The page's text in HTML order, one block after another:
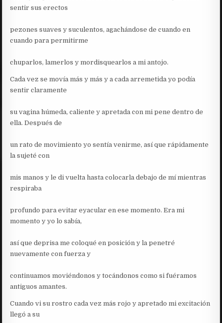
sentir sus erectos
pezones suaves y suculentos, agachándose de cuando en
cuando para permitirme
chuparlos, lamerlos y mordisquearlos a mi antojo.
Cada vez se movía más y más y a cada arremetida yo podía
sentir claramente
su vagina húmeda, caliente y apretada con mi pene dentro de
ella. Después de
un rato de movimiento yo sentía venirme, así que rápidamente
la sujeté con
mis manos y le di vuelta hasta colocarla debajo de mí mientras
respiraba
profundo para evitar eyacular en ese momento. Era mi
momento y yo lo sabía,
así que deprisa me coloqué en posición y la penetré
nuevamente con fuerza y
continuamos moviéndonos y tocándonos como si fuéramos
antiguos amantes.
Cuando vi su rostro cada vez más rojo y apretado mi excitación
llegó a su